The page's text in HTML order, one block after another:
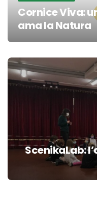
Post
navigation
Cornice Viva:
ama la Natura
ScenikaLab: